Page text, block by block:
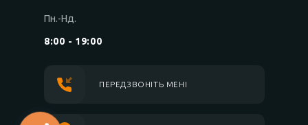
Пн.-Нд.
8:00 - 19:00
ПЕРЕДЗВОНІТЬ МЕНІ